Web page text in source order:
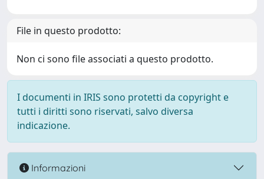
File in questo prodotto:
Non ci sono file associati a questo prodotto.
I documenti in IRIS sono protetti da copyright e
tutti i diritti sono riservati, salvo diversa
indicazione.
Informazioni